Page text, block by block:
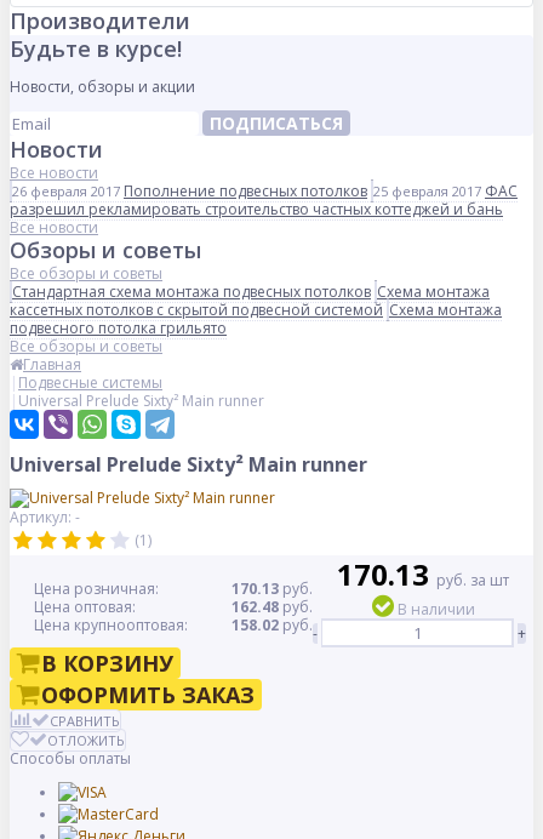
Производители
Будьте в курсе!
Новости, обзоры и акции
ПОДПИСАТЬСЯ
Новости
Все новости
26 февраля 2017 Пополнение подвесных потолков 25 февраля 2017 ФАС
разрешил рекламировать строительство частных коттеджей и бань
Все новости
Обзоры и советы
Все обзоры и советы
Стандартная схема монтажа подвесных потолков Схема монтажа
кассетных потолков с скрытой подвесной системой Схема монтажа
подвесного потолка грильято
Все обзоры и советы
Главная
Подвесные системы
Universal Prelude Sixty² Main runner
Universal Prelude Sixty² Main runner
Артикул: -
(1)
Цена розничная: 170.13 руб.
Цена оптовая:
162.48 руб.
Цена крупнооптовая:
158.02 руб.
170.13 руб. за шт
В наличии
-
+
В КОРЗИНУ
ОФОРМИТЬ ЗАКАЗ
СРАВНИТЬ
ОТЛОЖИТЬ
Способы оплаты